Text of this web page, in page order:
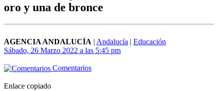
oro y una de bronce
AGENCIA ANDALUCÍA | Andalucía | Educación
Sábado, 26 Marzo 2022 a las 5:45 pm
Comentarios
Enlace copiado